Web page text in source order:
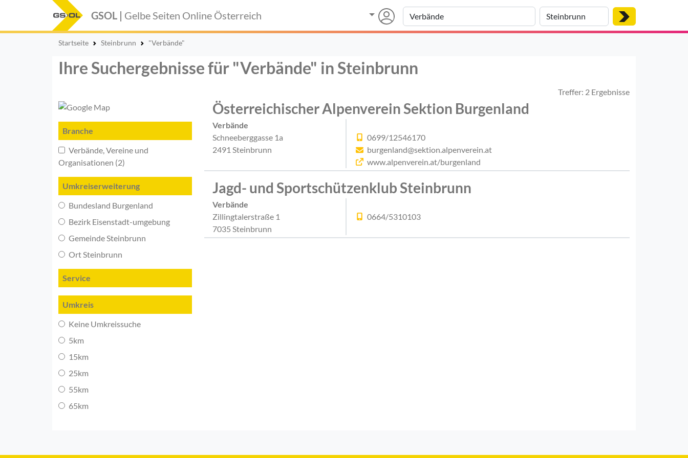
GSOL | Gelbe Seiten Online Österreich
Startseite Steinbrunn "Verbände"
Ihre Suchergebnisse für "Verbände" in Steinbrunn
Treffer: 2 Ergebnisse
Branche
Verbände, Vereine und
Organisationen (2)
Umkreiserweiterung
Bundesland Burgenland
Bezirk Eisenstadt-umgebung
Gemeinde Steinbrunn
Ort Steinbrunn
Service
Umkreis
Keine Umkreissuche
5km
15km
25km
55km
65km
Österreichischer Alpenverein Sektion Burgenland
Verbände
Schneeberggasse 1a
2491 Steinbrunn
0699/12546170
burgenland@sektion.alpenverein.at
www.alpenverein.at/burgenland
Jagd- und Sportschützenklub Steinbrunn
Verbände
Zillingtalerstraße 1
7035 Steinbrunn
0664/5310103